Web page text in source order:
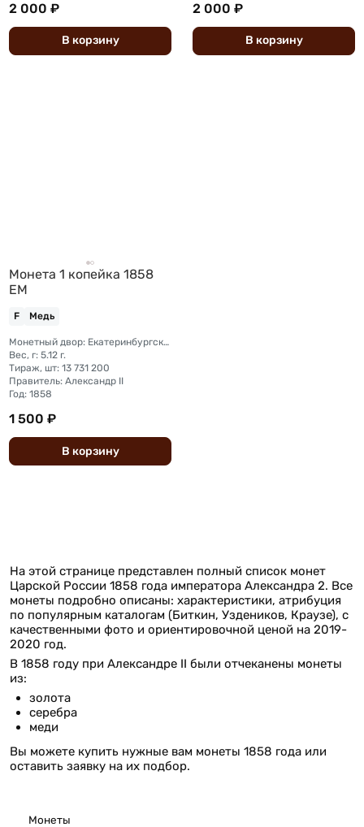
Монеты
2 000 ₽
В корзину
2 000 ₽
В корзину
Монета 1 копейка 1858
ЕМ
F Медь
Монетный двор: Екатеринбургский монетный двор
Вес, г: 5.12 г.
Тираж, шт: 13 731 200
Правитель: Александр II
Год: 1858
1 500 ₽
В корзину
На этой странице представлен полный список монет
Царской России 1858 года императора Александра 2. Все
монеты подробно описаны: характеристики, атрибуция
по популярным каталогам (Биткин, Уздеников, Краузе), с
качественными фото и ориентировочной ценой на 2019-
2020 год.
В 1858 году при Александре II были отчеканены монеты
из:
золота
серебра
меди
Вы можете купить нужные вам монеты 1858 года или
оставить заявку на их подбор.